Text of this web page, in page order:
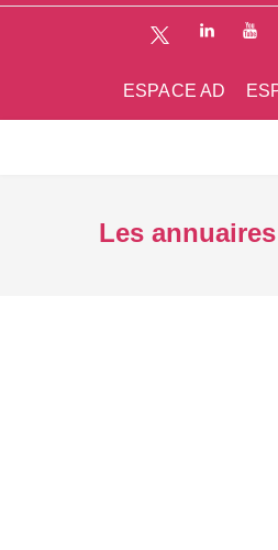
ESPACE AD
Les